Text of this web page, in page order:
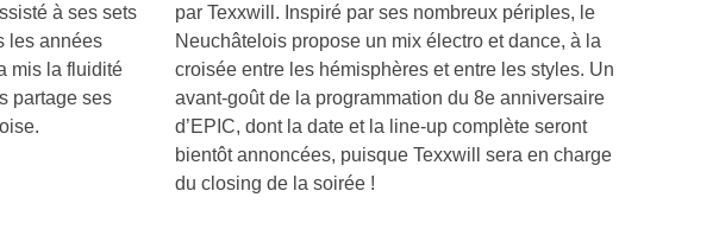
à ses sets
les années
mis la fluidité
partage ses
par Texxwill. Inspiré par ses nombreux périples, le
Neuchâtelois propose un mix électro et dance, à la
croisée entre les hémisphères et entre les styles. Un
avant-goût de la programmation du 8e anniversaire
d’EPIC, dont la date et la line-up complète seront
bientôt annoncées, puisque Texxwill sera en charge
du closing de la soirée !